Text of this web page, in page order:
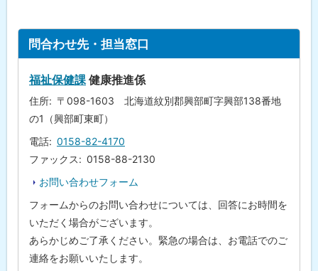
問合わせ先・担当窓口
福祉保健課 健康推進係
住所
〒098-1603 北海道紋別郡興部町字興部138番地
の1（興部町東町）
電話
0158-82-4170
ファックス
0158-88-2130
お問い合わせフォーム
フォームからのお問い合わせについては、回答にお時間を
いただく場合がございます。
あらかじめご了承ください。緊急の場合は、お電話でのご
連絡をお願いいたします。